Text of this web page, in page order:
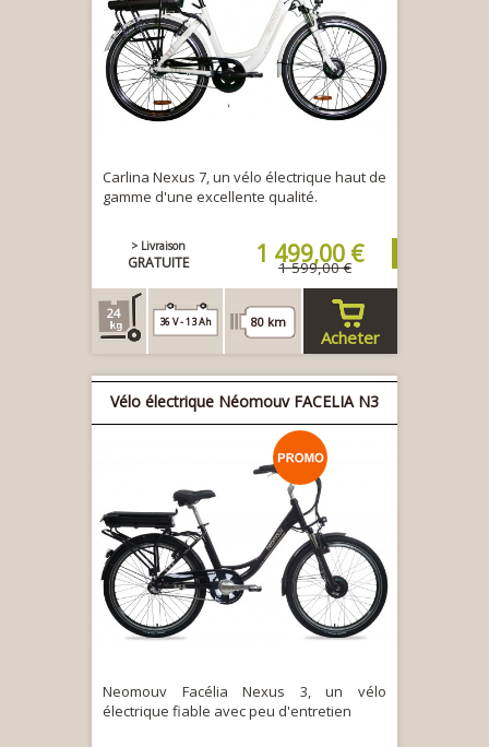
Carlina Nexus 7, un vélo électrique haut de
gamme d'une excellente qualité.
> Livraison
GRATUITE 1 499,00 €
1 599,00 €
24
36 V - 13 Ah 80 km
Acheter
Vélo électrique Néomouv FACELIA N3
Neomouv Facélia Nexus 3, un vélo
électrique fiable avec peu d'entretien